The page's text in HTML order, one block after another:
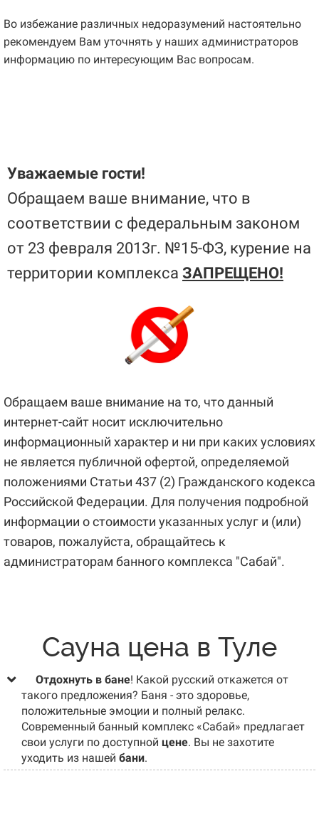
Во избежание различных недоразумений настоятельно
рекомендуем Вам уточнять у наших администраторов
информацию по интересующим Вас вопросам.
Уважаемые гости!
Обращаем ваше внимание, что в
соответствии с федеральным законом
от 23 февраля 2013г. №15-ФЗ, курение на
территории комплекса ЗАПРЕЩЕНО!
Обращаем ваше внимание на то, что данный
интернет-сайт носит исключительно
информационный характер и ни при каких условиях
не является публичной офертой, определяемой
положениями Статьи 437 (2) Гражданского кодекса
Российской Федерации. Для получения подробной
информации о стоимости указанных услуг и (или)
товаров, пожалуйста, обращайтесь к
администраторам банного комплекса "Сабай".
Сауна цена в Туле
Отдохнуть в бане! Какой русский откажется от
такого предложения? Баня - это здоровье,
положительные эмоции и полный релакс.
Современный банный комплекс «Сабай» предлагает
свои услуги по доступной цене. Вы не захотите
уходить из нашей бани.